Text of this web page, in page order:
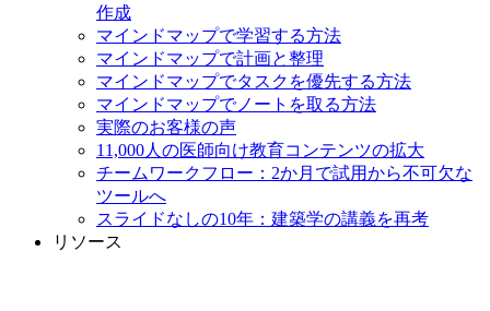
作成
マインドマップで学習する方法
マインドマップで計画と整理
マインドマップでタスクを優先する方法
マインドマップでノートを取る方法
実際のお客様の声
11,000人の医師向け教育コンテンツの拡大
チームワークフロー：2か月で試用から不可欠な
ツールへ
スライドなしの10年：建築学の講義を再考
リソース